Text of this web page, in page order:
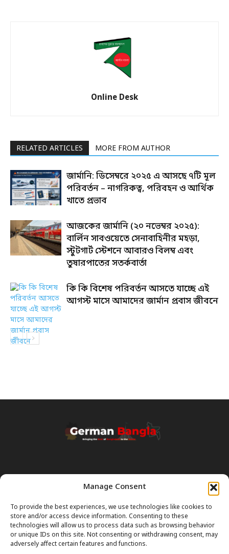
Manage Consent
To provide the best experiences, we use technologies like cookies to
store and/or access device information. Consenting to these
technologies will allow us to process data such as browsing behavior
or unique IDs on this site. Not consenting or withdrawing consent, may
adversely affect certain features and functions.
Online Desk
RELATED ARTICLES MORE FROM AUTHOR
জার্মানি: ডিসেম্বরে ২০২৫ এ আসছে ৭টি মূল
পরিবর্তন – নাগরিকত্ব, পরিবহন ও আর্থিক
খাতে প্রভাব
আজকের জার্মানি (২০ নভেম্বর ২০২৫):
বার্লিন সাবওয়েতে সেনাবাহিনীর মহড়া,
স্টুটগার্ট স্টেশনে আবারও বিলম্ব এবং
তুষারপাতের সতর্কবার্তা
কি কি বিশেষ পরিবর্তন আসতে যাচ্ছে এই
আগস্ট মাসে আমাদের জার্মান প্রবাস জীবনে
Transparency & Disclaimer:
Some content and images on this site are generated with the
assistance of Artificial Intelligence (AI). While we strive for accuracy, AI
can occasionally produce incorrect or outdated information.
Please Note:The content on GermanBangla.com is intended solely